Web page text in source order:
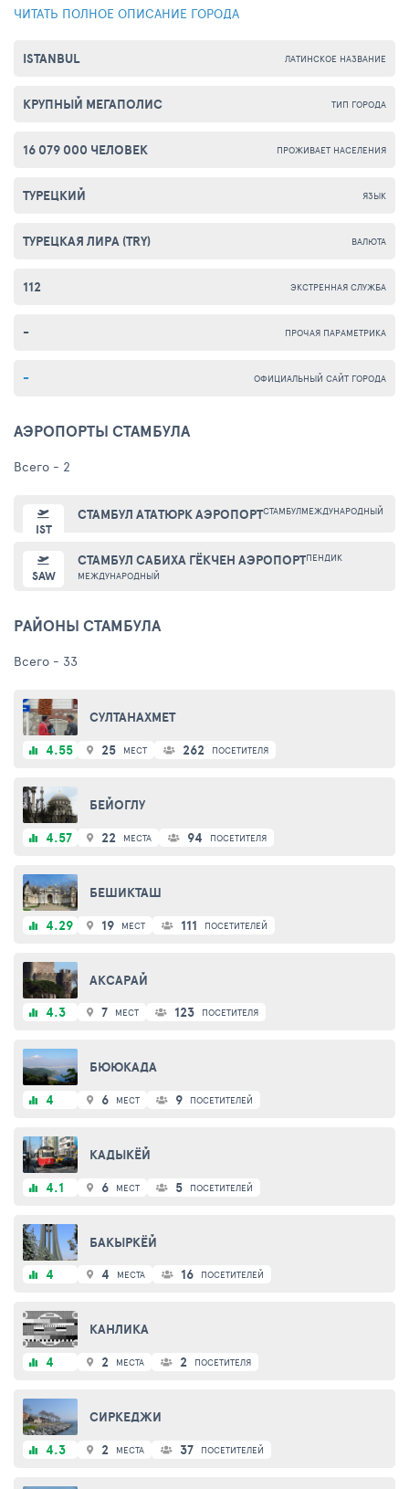
цветущими в апреле тюльпанами и каким-то особым
между Востоком и Западом, окончательно не причалив ни к
ЧИТАТЬ ПОЛНОЕ ОПИСАНИЕ ГОРОДА
ЛАТИНСКОЕ НАЗВАНИЕ
ISTANBUL
ТИП ГОРОДА
КРУПНЫЙ МЕГАПОЛИС
ПРОЖИВАЕТ НАСЕЛЕНИЯ
16 079 000 ЧЕЛОВЕК
ЯЗЫК
ТУРЕЦКИЙ
ВАЛЮТА
ТУРЕЦКАЯ ЛИРА (TRY)
ЭКСТРЕННАЯ СЛУЖБА
112
ПРОЧАЯ ПАРАМЕТРИКА
-
ОФИЦИАЛЬНЫЙ САЙТ ГОРОДА
-
АЭРОПОРТЫ СТАМБУЛА
Всего - 2
IST
СТАМБУЛ АТАТЮРК АЭРОПОРТСТАМБУЛМЕЖДУНАРОДНЫЙ
SAW
СТАМБУЛ САБИХА ГЁКЧЕН АЭРОПОРТПЕНДИК
МЕЖДУНАРОДНЫЙ
РАЙОНЫ СТАМБУЛА
Всего - 33
СУЛТАНАХМЕТ
25
МЕСТ 262 ПОСЕТИТЕЛЯ
4.55
БЕЙОГЛУ
22
МЕСТА 94 ПОСЕТИТЕЛЯ
4.57
БЕШИКТАШ
19
МЕСТ 111 ПОСЕТИТЕЛЕЙ
4.29
АКСАРАЙ
7
МЕСТ 123 ПОСЕТИТЕЛЯ
4.3
БЮЮКАДА
6
МЕСТ 9 ПОСЕТИТЕЛЕЙ
4
КАДЫКЁЙ
6
МЕСТ 5 ПОСЕТИТЕЛЕЙ
4.1
БАКЫРКЁЙ
4
МЕСТА 16 ПОСЕТИТЕЛЕЙ
4
КАНЛИКА
2
МЕСТА 2 ПОСЕТИТЕЛЯ
4
СИРКЕДЖИ
2
МЕСТА 37 ПОСЕТИТЕЛЕЙ
4.3